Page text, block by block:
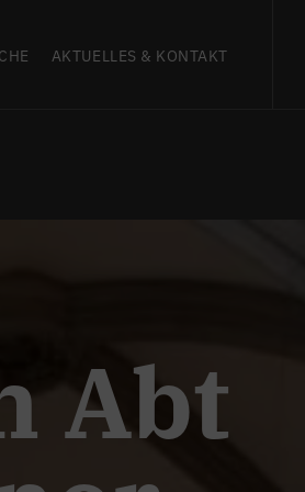
AKTUELLES & KONTAKT
Abt